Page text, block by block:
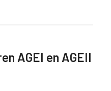
AGEI en AGEII